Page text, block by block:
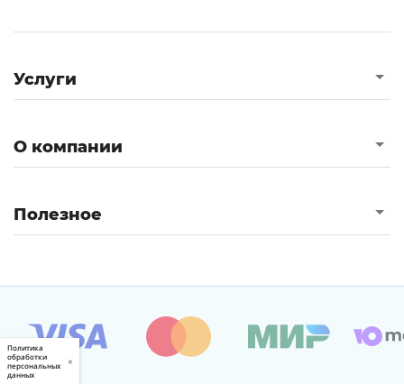
Услуги
О компании
Полезное
Политика
обработки
персональных
данных
×